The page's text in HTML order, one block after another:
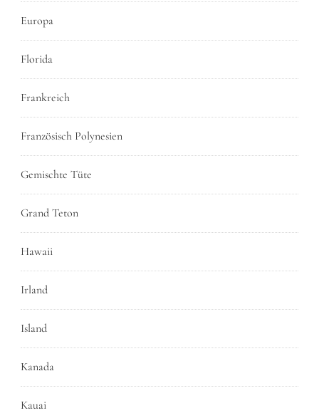
Europa
Florida
Frankreich
Französisch Polynesien
Gemischte Tüte
Grand Teton
Hawaii
Irland
Island
Kanada
Kauai